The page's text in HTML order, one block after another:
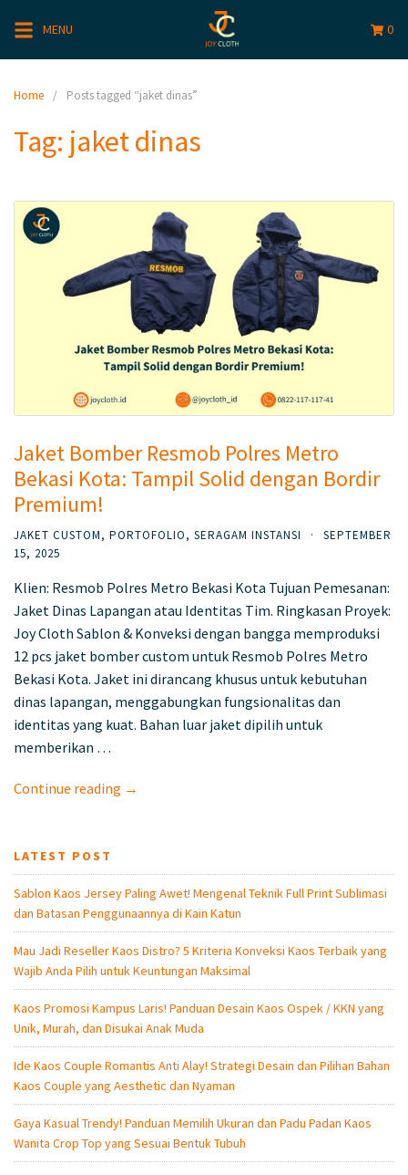
MENU 0
Home Posts tagged “jaket dinas”
Tag: jaket dinas
Jaket Bomber Resmob Polres Metro
Bekasi Kota: Tampil Solid dengan Bordir
Premium!
JAKET CUSTOM, PORTOFOLIO, SERAGAM INSTANSI ·
SEPTEMBER
15, 2025
Klien: Resmob Polres Metro Bekasi Kota Tujuan Pemesanan:
Jaket Dinas Lapangan atau Identitas Tim. Ringkasan Proyek:
Joy Cloth Sablon & Konveksi dengan bangga memproduksi
12 pcs jaket bomber custom untuk Resmob Polres Metro
Bekasi Kota. Jaket ini dirancang khusus untuk kebutuhan
dinas lapangan, menggabungkan fungsionalitas dan
identitas yang kuat. Bahan luar jaket dipilih untuk
memberikan …
Continue reading →
LATEST POST
Sablon Kaos Jersey Paling Awet! Mengenal Teknik Full Print Sublimasi
dan Batasan Penggunaannya di Kain Katun
Mau Jadi Reseller Kaos Distro? 5 Kriteria Konveksi Kaos Terbaik yang
Wajib Anda Pilih untuk Keuntungan Maksimal
Kaos Promosi Kampus Laris! Panduan Desain Kaos Ospek / KKN yang
Unik, Murah, dan Disukai Anak Muda
Ide Kaos Couple Romantis Anti Alay! Strategi Desain dan Pilihan Bahan
Kaos Couple yang Aesthetic dan Nyaman
Gaya Kasual Trendy! Panduan Memilih Ukuran dan Padu Padan Kaos
Wanita Crop Top yang Sesuai Bentuk Tubuh